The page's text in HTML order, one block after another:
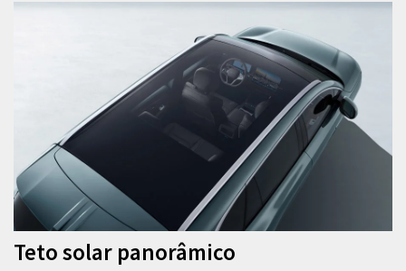
Teto solar panorâmico